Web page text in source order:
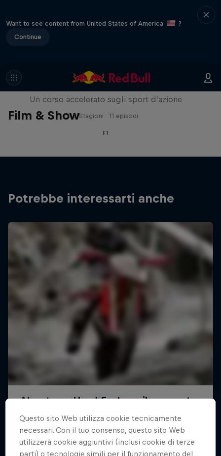
Want to see content from United States of America
?
Continue
Film & Show
L'ABC del...
Un corso accelerato sugli sport d’azione
2 Stagioni · 11 episodi
F1
Potrebbe interessarti anche
L'ABC del...
Questo sito Web utilizza cookie tecnicamente
necessari. Con il tuo consenso, questo sito Web
utilizzerà cookie aggiuntivi (inclusi cookie di terze
parti) o tecnologie simili per il funzionamento del